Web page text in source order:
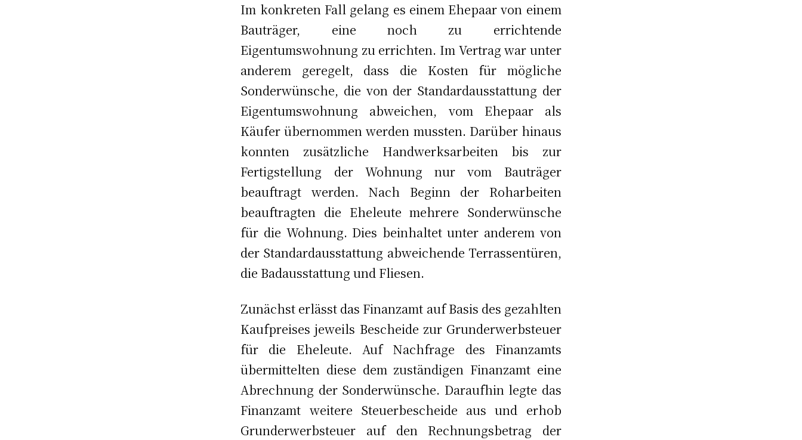
Im konkreten Fall gelang es einem Ehepaar von einem
Bauträger, eine noch zu errichtende
Eigentumswohnung zu errichten. Im Vertrag war unter
anderem geregelt, dass die Kosten für mögliche
Sonderwünsche, die von der Standardausstattung der
Eigentumswohnung abweichen, vom Ehepaar als
Käufer übernommen werden mussten. Darüber hinaus
konnten zusätzliche Handwerksarbeiten bis zur
Fertigstellung der Wohnung nur vom Bauträger
beauftragt werden. Nach Beginn der Roharbeiten
beauftragten die Eheleute mehrere Sonderwünsche
für die Wohnung. Dies beinhaltet unter anderem von
der Standardausstattung abweichende Terrassentüren,
die Badausstattung und Fliesen.
Zunächst erlässt das Finanzamt auf Basis des gezahlten
Kaufpreises jeweils Bescheide zur Grunderwerbsteuer
für die Eheleute. Auf Nachfrage des Finanzamts
übermittelten diese dem zuständigen Finanzamt eine
Abrechnung der Sonderwünsche. Daraufhin legte das
Finanzamt weitere Steuerbescheide aus und erhob
Grunderwerbsteuer auf den Rechnungsbetrag der